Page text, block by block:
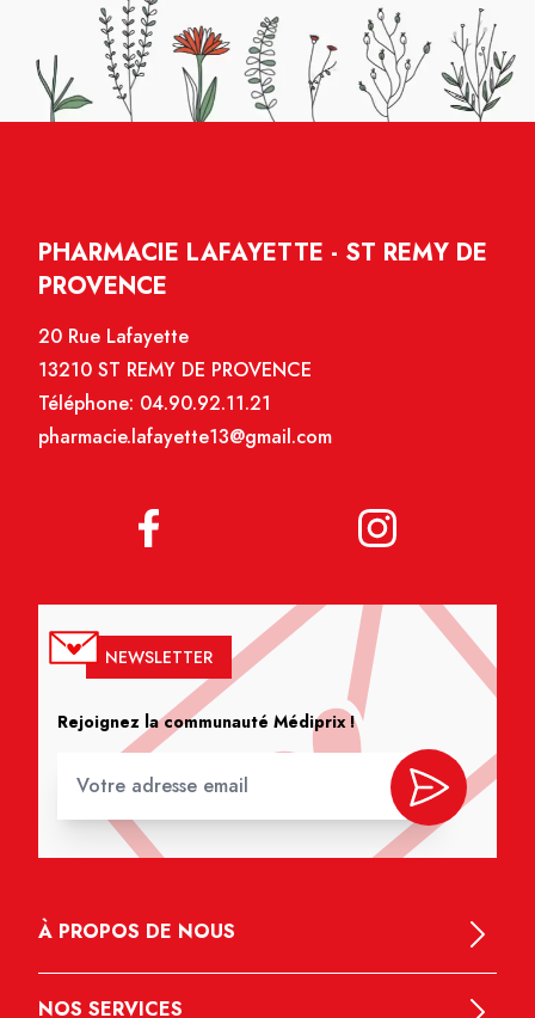
PHARMACIE LAFAYETTE - ST REMY DE
PROVENCE
20 Rue Lafayette
13210 ST REMY DE PROVENCE
Téléphone: 04.90.92.11.21
pharmacie.lafayette13@gmail.com
NEWSLETTER
Rejoignez la communauté Médiprix !
À PROPOS DE NOUS
NOS SERVICES